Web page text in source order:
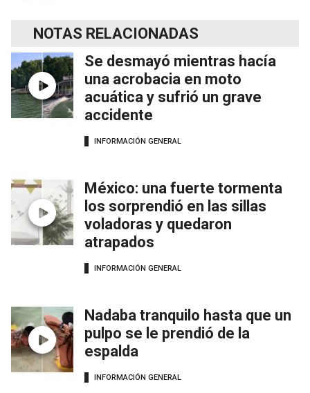
NOTAS RELACIONADAS
Se desmayó mientras hacía
una acrobacia en moto
acuática y sufrió un grave
accidente
INFORMACIÓN GENERAL
México: una fuerte tormenta
los sorprendió en las sillas
voladoras y quedaron
atrapados
INFORMACIÓN GENERAL
Nadaba tranquilo hasta que un
pulpo se le prendió de la
espalda
INFORMACIÓN GENERAL